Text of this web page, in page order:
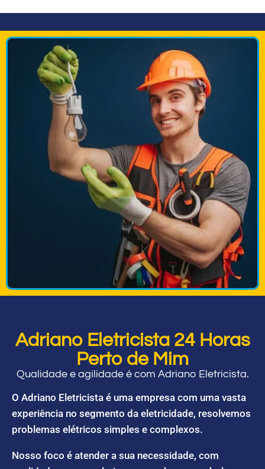
Adriano Eletricista 24 Horas
Perto de Mim
Qualidade e agilidade é com Adriano Eletricista.
O Adriano Eletricista é uma empresa com uma vasta
experiência no segmento da eletricidade, resolvemos
problemas elétricos simples e complexos.
Nosso foco é atender a sua necessidade, com